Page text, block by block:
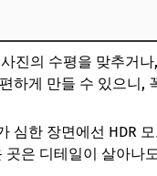
진의 수평을 맞추거
하게 만들 수 있으니,
심한 장면에선 HDR 모
은 디테일이 살아나